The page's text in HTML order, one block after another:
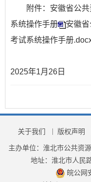
附件：安徽省公
系统操作手册
安徽
考试系统操作手册
2025年1月26日
关于我们 版权声明
主办单位：淮北市公共资
地址：淮北市人民
皖公网